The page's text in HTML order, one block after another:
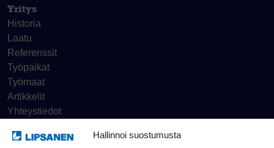
Hallinnoi suostumusta
Yritys
Historia
Laatu
Referenssit
Työpaikat
Työmaat
Artikkelit
Yhteystiedot